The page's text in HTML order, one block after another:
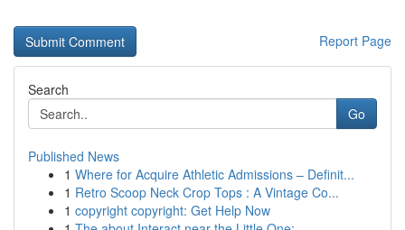
Report Page
Search
Go
Published News
1 Where for Acquire Athletic Admissions – Definit...
1 Retro Scoop Neck Crop Tops : A Vintage Co...
1 copyright copyright: Get Help Now